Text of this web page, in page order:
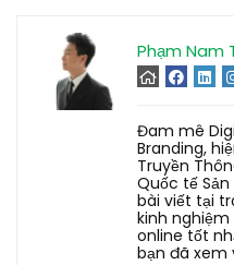
Phạm Nam
Đam mê
Branding,
Truyền
Quốc tế Sản
bài viết tại
kinh
online tốt
bạn đã xem